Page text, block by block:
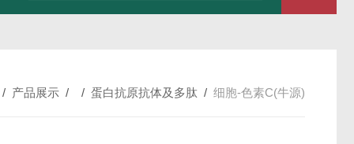
/ 产品展示 / / 蛋白抗原抗体及多肽 / 细胞-色素C(牛源)